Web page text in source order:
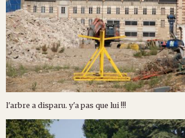
l'arbre a disparu. y'a pas que lui !!!